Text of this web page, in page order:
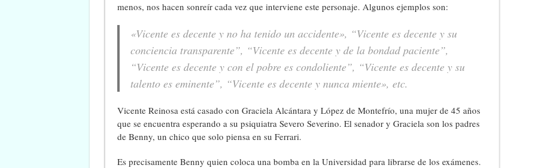
menos, nos hacen sonreír cada vez que interviene este personaje. Algunos ejemplos son:
«Vicente es decente y no ha tenido un accidente», “Vicente es decente y su
conciencia transparente”, “Vicente es decente y de la bondad paciente”,
“Vicente es decente y con el pobre es condoliente”, “Vicente es decente y su
talento es eminente”, “Vicente es decente y nunca miente», etc.
Vicente Reinosa está casado con Graciela Alcántara y López de Montefrío, una mujer de 45 años
que se encuentra esperando a su psiquiatra Severo Severino. El senador y Graciela son los padres
de Benny, un chico que solo piensa en su Ferrari.
Es precisamente Benny quien coloca una bomba en la Universidad para librarse de los exámenes.